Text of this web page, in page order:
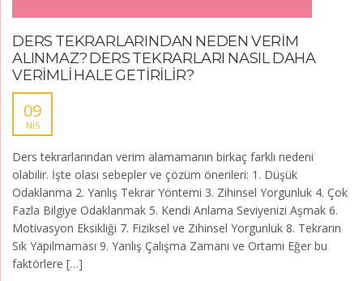
DERS TEKRARLARINDAN NEDEN VERİM
ALINMAZ? DERS TEKRARLARI NASIL DAHA
VERİMLİ HALE GETİRİLİR?
09
NIS
Ders tekrarlarından verim alamamanın birkaç farklı nedeni
olabilir. İşte olası sebepler ve çözüm önerileri: 1. Düşük
Odaklanma 2. Yanlış Tekrar Yöntemi 3. Zihinsel Yorgunluk 4. Çok
Fazla Bilgiye Odaklanmak 5. Kendi Anlama Seviyenizi Aşmak 6.
Motivasyon Eksikliği 7. Fiziksel ve Zihinsel Yorgunluk 8. Tekrarın
Sık Yapılmaması 9. Yanlış Çalışma Zamanı ve Ortamı Eğer bu
faktörlere […]